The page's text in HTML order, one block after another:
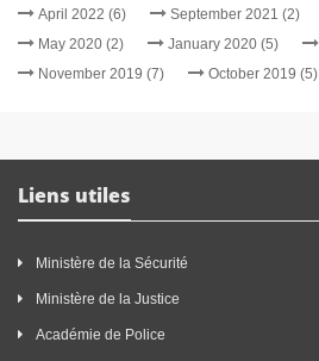
April 2022 (6)
September 2021 (2)
May 2020 (2)
January 2020 (5)
November 2019 (7)
October 2019 (5)
Liens utiles
Ministère de la Sécurité
Ministère de la Justice
Académie de Police